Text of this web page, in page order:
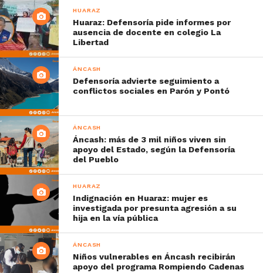
HUARAZ
Huaraz: Defensoría pide informes por
ausencia de docente en colegio La
Libertad
ÁNCASH
Defensoría advierte seguimiento a
conflictos sociales en Parón y Pontó
ÁNCASH
Áncash: más de 3 mil niños viven sin
apoyo del Estado, según la Defensoría
del Pueblo
HUARAZ
Indignación en Huaraz: mujer es
investigada por presunta agresión a su
hija en la vía pública
ÁNCASH
Niños vulnerables en Áncash recibirán
apoyo del programa Rompiendo Cadenas